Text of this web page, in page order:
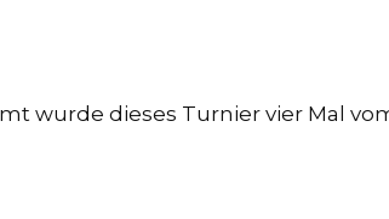
wurde dieses Turnier vier Mal